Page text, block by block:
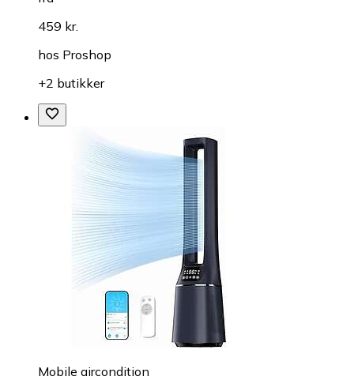
459 kr.
hos Proshop
+2 butikker
Mobile aircondition